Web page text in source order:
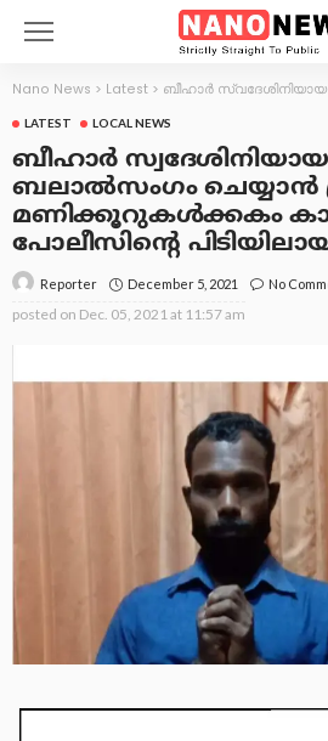
Nano News > Latest > ബീഹാർ സ്വദേശിനിയായ യുവതിയെ ബലാൽസംഗം ചെയ്യാൻ
LATEST LOCAL NEWS
ബീഹാർ
ബലാൽസംഗം ചെയ്യാൻ
മണിക്കൂറുകൾക്കകം
പോലീസിന്റെ
Reporter December 5, 2021 No
posted on Dec. 05, 2021 at 11:57 am